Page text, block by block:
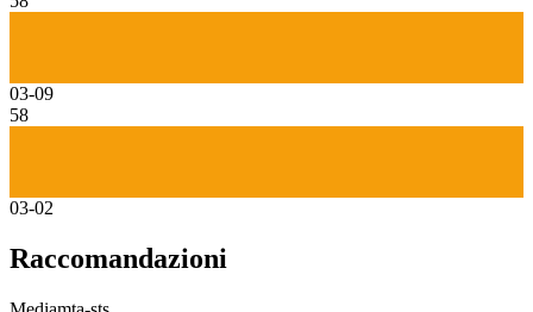
03-09
58
03-02
Raccomandazioni